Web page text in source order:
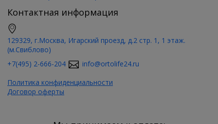
Контактная информация
129329, г.Москва, Игарский проезд, д.2 стр. 1, 1 этаж.
(м.Свиблово)
+7(495) 2-666-204
info@ortolife24.ru
Политика конфиденциальности
Договор оферты